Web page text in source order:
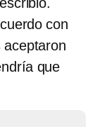
con
aceptaron
que